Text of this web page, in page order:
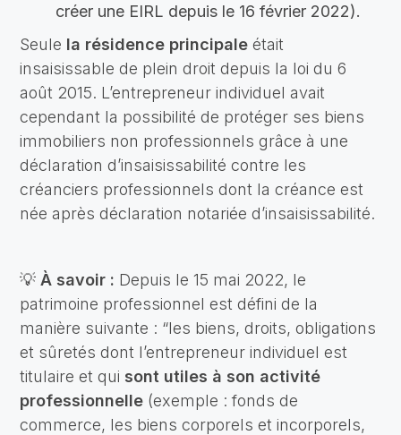
créer une EIRL depuis le 16 février 2022).
Seule la résidence principale était
insaisissable de plein droit depuis la loi du 6
août 2015. L’entrepreneur individuel avait
cependant la possibilité de protéger ses biens
immobiliers non professionnels grâce à une
déclaration d’insaisissabilité contre les
créanciers professionnels dont la créance est
née après déclaration notariée d’insaisissabilité.
💡 À savoir : Depuis le 15 mai 2022, le
patrimoine professionnel est défini de la
manière suivante : “les biens, droits, obligations
et sûretés dont l’entrepreneur individuel est
titulaire et qui sont utiles à son activité
professionnelle (exemple : fonds de
commerce, les biens corporels et incorporels,